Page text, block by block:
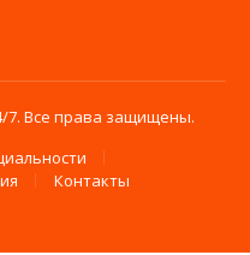
7. Все права защищены.
Контакты